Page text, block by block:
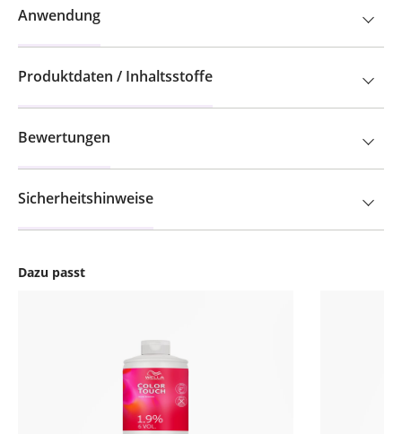
Dazu passt
Anwendung
Produktdaten / Inhaltsstoffe
Bewertungen
Sicherheitshinweise